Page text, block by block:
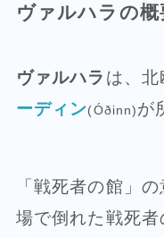
ヴァルハラの概
ヴァルハラ は、
ーディン(Óðinn)が
「戦死者の館」
場で倒れた戦死